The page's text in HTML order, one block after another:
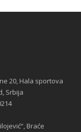
20, Hala sportova
Srbija
Braće